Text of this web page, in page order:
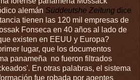
alemán Süddeutshe Zeitung dice
tienen las 120 mil empresas de
Fonseca en 40 años al lado de
existen en EEUU y Europa?
lugar, que los documentos
panameña no fueron filtrados
En otras palabras, el sistema
fue robada por agentes